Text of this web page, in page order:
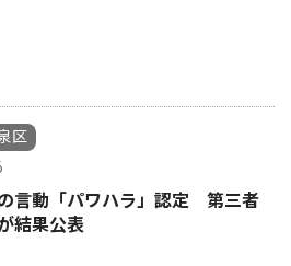
区
言動「パワハラ」認定 第三者
結果公表